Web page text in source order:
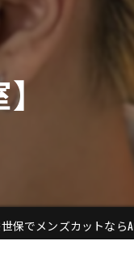
保でメンズカットなら